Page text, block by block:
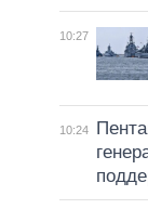
10:27
10:24